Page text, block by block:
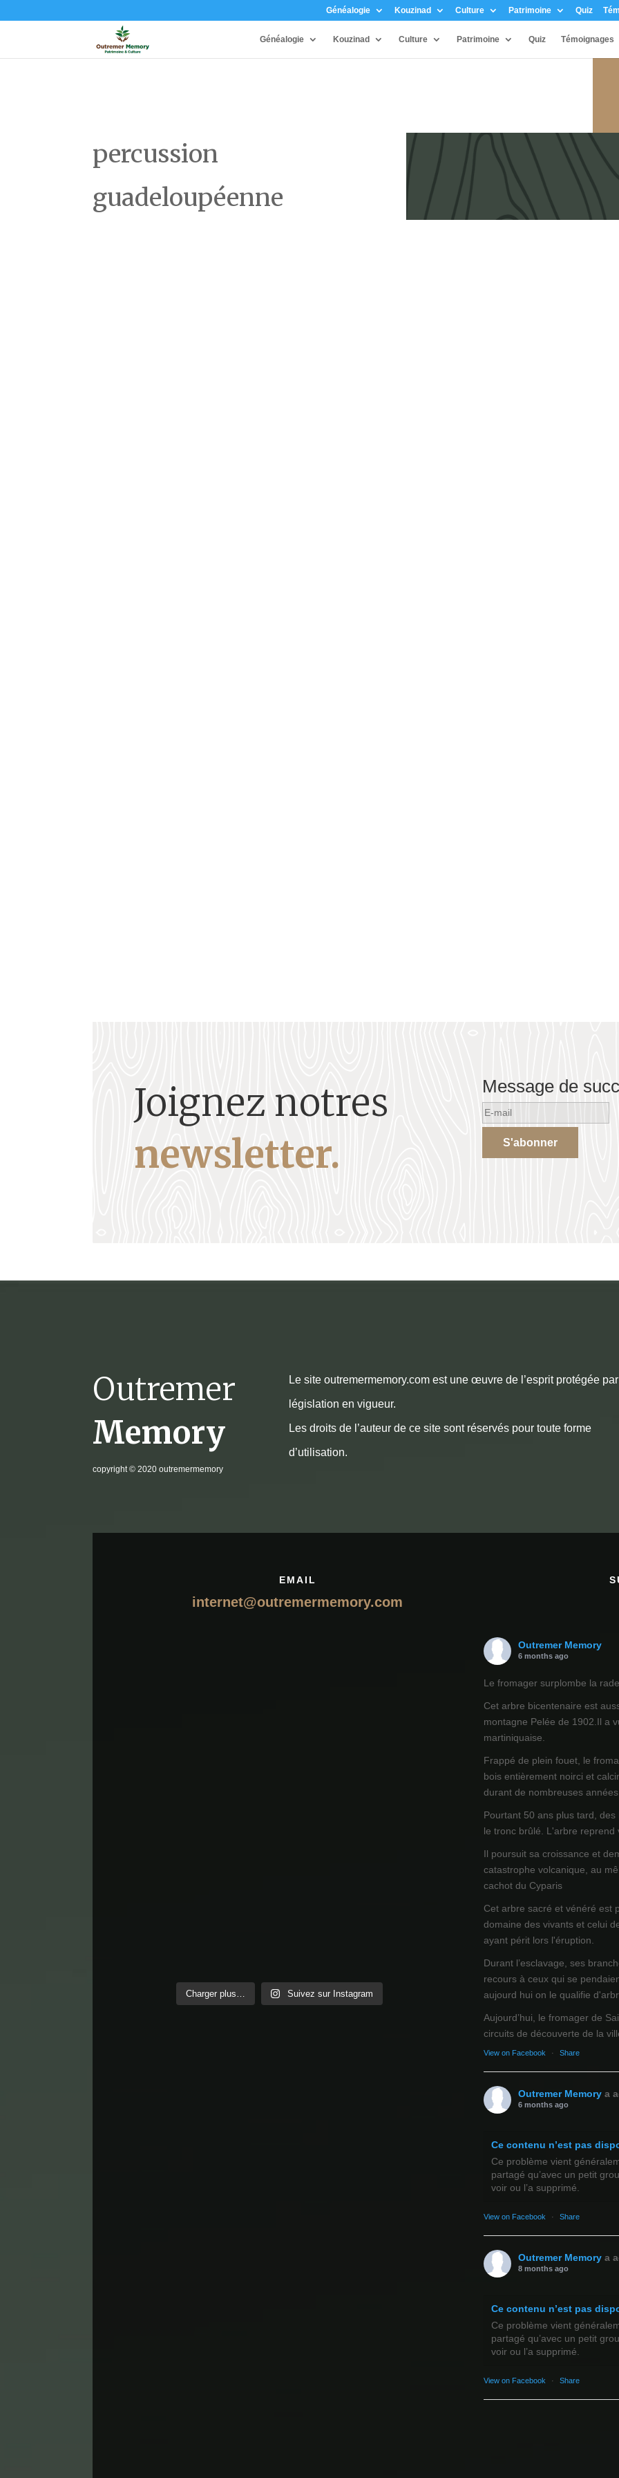
Généalogie Kouzinad Culture Patrimoine Quiz
Généalogie Kouzinad Culture Patrimoine Quiz Témoignages
percussion
guadeloupéenne
Joignez notres
newsletter.
Message de
S'abonner
Outremer
Memory
copyright© 2020 outremermemory
Le site outremermemory.com est une œuvre de l’esprit protégée
législation en vigueur.
Les droits de l’auteur de ce site sont réservés pour toute forme
d’utilisation.
EMAIL
internet@outremermemory.com
Charger plus… Suivez sur Instagram
Outremer Memory
6 months ago
Le fromager surplombe la
Cet arbre bicentenaire est
montagne Pelée de 1902.Il a
martiniquaise.
Frappé de plein fouet, le
bois entièrement noirci et
durant de nombreuses
Pourtant 50 ans plus tard,
le tronc brûlé. L'arbre
Il poursuit sa croissance et
catastrophe volcanique, au
cachot du Cyparis
Cet arbre sacré et vénéré est
domaine des vivants et celui
ayant périt lors l'éruption.
Durant l’esclavage, ses
recours à ceux qui se
aujourd hui on le qualifie
Aujourd’hui, le fromager de
circuits de découverte de la
View on Facebook · Share
Outremer Memory a
6 months ago
Ce contenu n’est pas
Ce problème vient
partagé qu’avec un petit
voir ou l’a supprimé.
View on Facebook · Share
Outremer Memory a
8 months ago
Ce contenu n’est pas
Ce problème vient
partagé qu’avec un petit
voir ou l’a supprimé.
View on Facebook · Share